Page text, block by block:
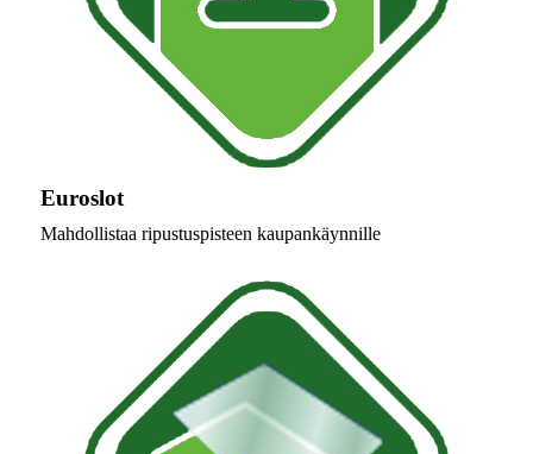
Euroslot
Mahdollistaa ripustuspisteen kaupankäynnille